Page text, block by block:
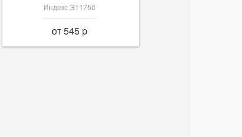
Индекс Э11750
от 545 p